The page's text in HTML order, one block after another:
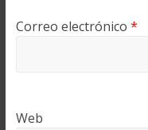
Correo electrónico *
Web